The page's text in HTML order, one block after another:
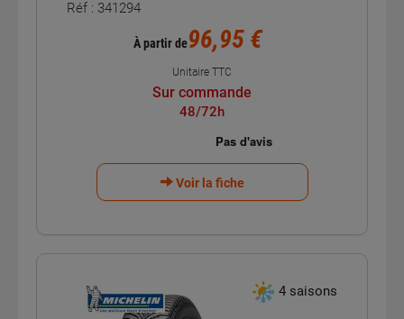
Réf : 341294
À partir de96,95 €
Unitaire TTC
Sur commande
48/72h
Voir la fiche
4 saisons